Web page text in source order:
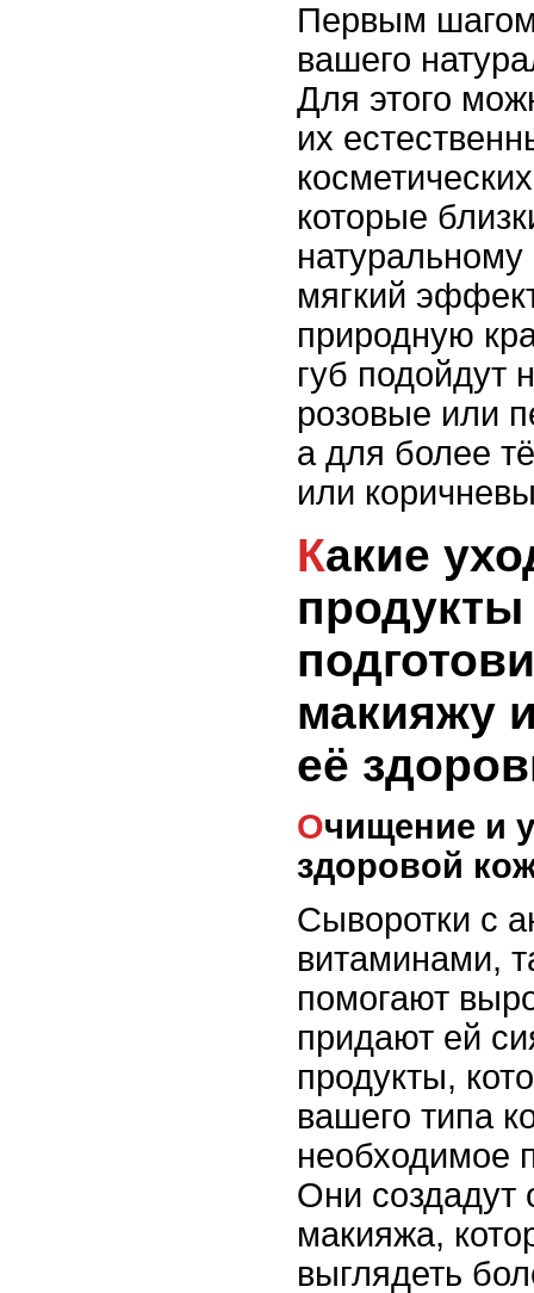
Первым
вашего
Для этого
их
которые
натуральному
мягкий
природную
губ подойдут
розовые или
а для более
или
Какие уходовые
продукты
макияжу
её
Очищение и увлажнение: залог
здоровой
Сыворотки с
витаминами,
помогают
придают ей
продукты,
вашего типа
необходимое
Они создадут
макияжа,
выглядеть